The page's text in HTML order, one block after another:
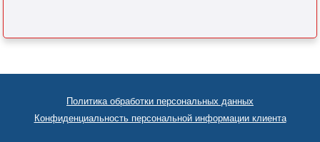
Политика обработки персональных данных
Конфиденциальность персональной информации клиента